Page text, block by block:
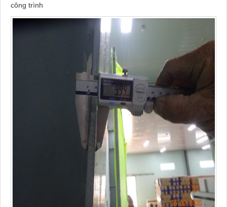
công trình